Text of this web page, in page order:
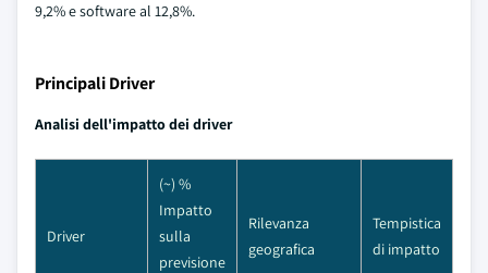
9,2% e software al 12,8%.
Principali Driver
Analisi dell'impatto dei driver
Driver
(~) %
Impatto
sulla
previsione
Rilevanza
geografica
Tempistica
di impatto